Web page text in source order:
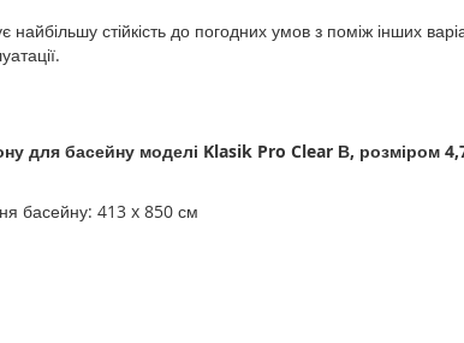
стійкість до погодних умов з поміж інших
для басейну моделі Klasik Pro Clear В, розміром
басейну: 413 x 850 см